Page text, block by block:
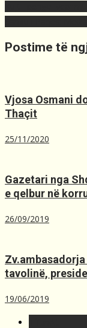
Postime të
Vjosa Osmani
Thaçit
25/11/2020
Gazetari nga
e qelbur në
26/09/2019
tavolinë,
19/06/2019